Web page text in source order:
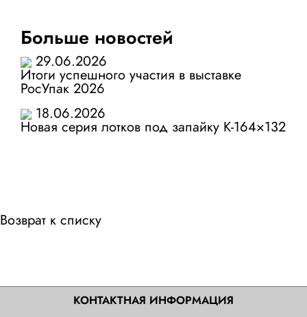
Больше новостей
29.06.2026
Итоги успешного участия в выставке
РосУпак 2026
18.06.2026
Новая серия лотков под запайку К-164×132
Возврат к списку
КОНТАКТНАЯ ИНФОРМАЦИЯ